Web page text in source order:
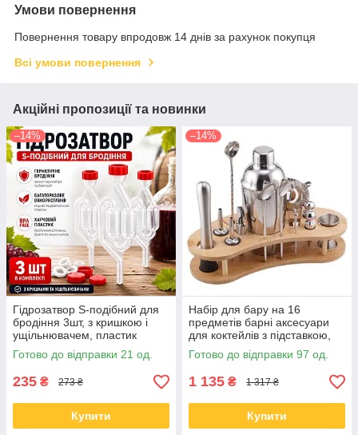
Умови повернення
Повернення товару впродовж 14 днів за рахунок покупця
Всі умови повернення
Акційні пропозиції та новинки
–14%
Гідрозатвор S-подібний для
бродіння 3шт, з кришкою і
ущільнювачем, пластик
Готово до відправки 21 од.
235 ₴ 273 ₴
Купити
–14%
Набір для бару на 16
предметів барні аксесуари
для коктейлів з підставкою,
шейкер 550мл
Готово до відправки 97 од.
1 135 ₴ 1 317 ₴
Купити